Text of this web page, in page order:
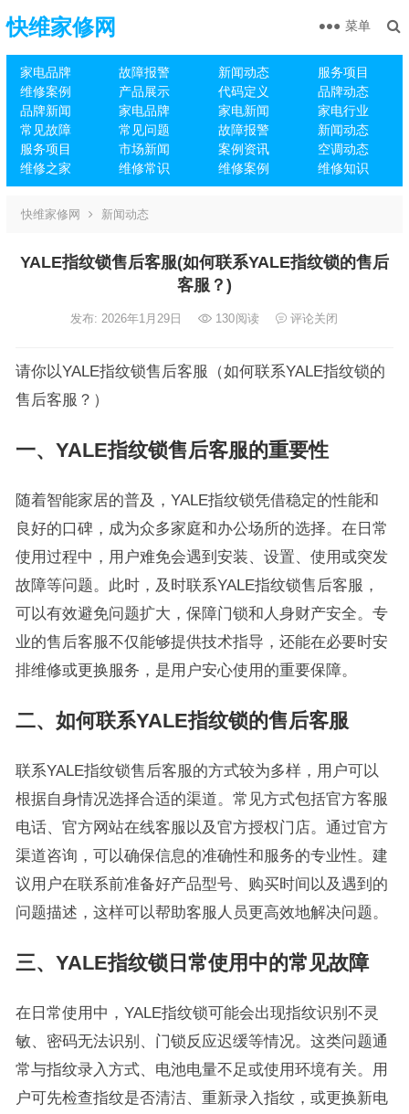
快维家修网
家电品牌 故障报警 新闻动态
服务项目
维修案例
产品展示 代码定义
品牌动态
品牌新闻
家电品牌 家电新闻
家电行业
常见故障
常见问题 故障报警
新闻动态
服务项目
市场新闻 案例资讯
空调动态
维修之家
维修常识 维修案例 维修知识
菜单
快维家修网 新闻动态
YALE指纹锁售后客服(如何联系YALE指纹锁的售后
客服？)
发布: 2026年1月29日 130阅读 评论关闭
请你以YALE指纹锁售后客服（如何联系YALE指纹锁的
售后客服？）
一、YALE指纹锁售后客服的重要性
随着智能家居的普及，YALE指纹锁凭借稳定的性能和
良好的口碑，成为众多家庭和办公场所的选择。在日常
使用过程中，用户难免会遇到安装、设置、使用或突发
故障等问题。此时，及时联系YALE指纹锁售后客服，
可以有效避免问题扩大，保障门锁和人身财产安全。专
业的售后客服不仅能够提供技术指导，还能在必要时安
排维修或更换服务，是用户安心使用的重要保障。
二、如何联系YALE指纹锁的售后客服
联系YALE指纹锁售后客服的方式较为多样，用户可以
根据自身情况选择合适的渠道。常见方式包括官方客服
电话、官方网站在线客服以及官方授权门店。通过官方
渠道咨询，可以确保信息的准确性和服务的专业性。建
议用户在联系前准备好产品型号、购买时间以及遇到的
问题描述，这样可以帮助客服人员更高效地解决问题。
三、YALE指纹锁日常使用中的常见故障
在日常使用中，YALE指纹锁可能会出现指纹识别不灵
敏、密码无法识别、门锁反应迟缓等情况。这类问题通
常与指纹录入方式、电池电量不足或使用环境有关。用
户可先检查指纹是否清洁、重新录入指纹，或更换新电